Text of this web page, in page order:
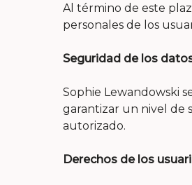
Al término de este
personales de los
Seguridad de los
Sophie Lewandowski
garantizar un nivel de
autorizado.
Derechos de los